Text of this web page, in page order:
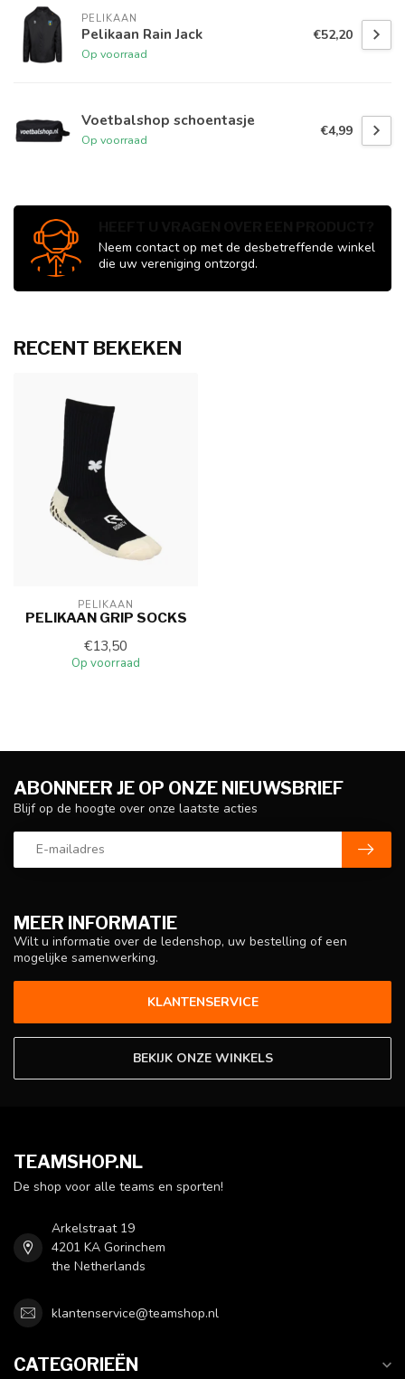
PELIKAAN
Pelikaan Rain Jack
Op voorraad
€52,20
Voetbalshop schoentasje
Op voorraad
€4,99
Neem contact op met de desbetreffende winkel
die uw vereniging ontzorgd.
RECENT BEKEKEN
PELIKAAN
PELIKAAN GRIP SOCKS
€13,50
Op voorraad
MEER INFORMATIE
Wilt u informatie over de ledenshop, uw bestelling of een
mogelijke samenwerking.
KLANTENSERVICE
BEKIJK ONZE WINKELS
ABONNEER JE OP ONZE NIEUWSBRIEF
Blijf op de hoogte over onze laatste acties
TEAMSHOP.NL
De shop voor alle teams en sporten!
Arkelstraat 19
4201 KA Gorinchem
the Netherlands
klantenservice@teamshop.nl
CATEGORIEËN